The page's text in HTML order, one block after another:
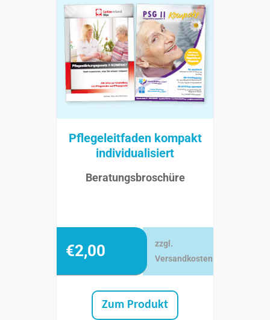
Pflegeleitfaden kompakt
individualisiert
Beratungsbroschüre
€2,00
zzgl.
Versandkosten
Zum Produkt